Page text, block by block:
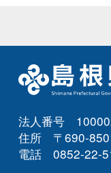
法人番号
住所 〒690-
電話 0852-22-